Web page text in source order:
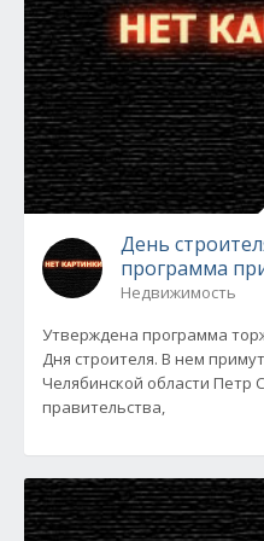
День
программа
Недвижимость
Утверждена программа
Дня строителя. В нем
Челябинской области Петр
правительства,